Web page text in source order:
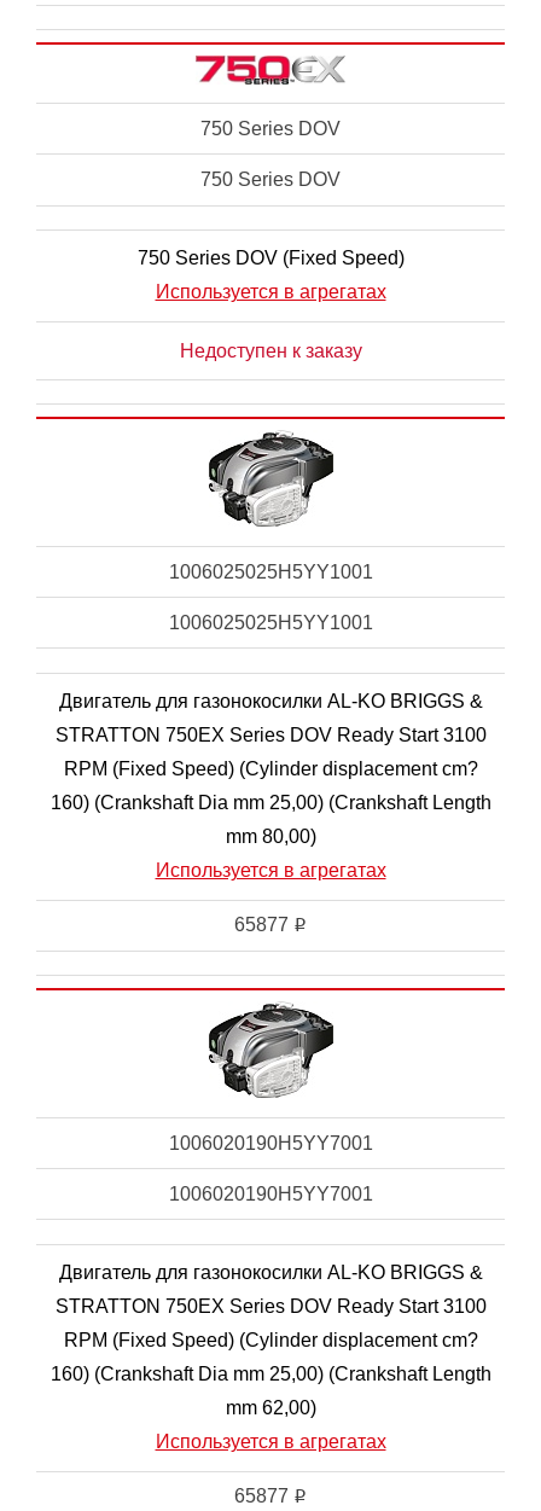
750 Series DOV
750 Series DOV
750 Series DOV (Fixed Speed)
Используется в агрегатах
Недоступен к заказу
1006025025H5YY1001
1006025025H5YY1001
Двигатель для газонокосилки AL-KO BRIGGS &
STRATTON 750EX Series DOV Ready Start 3100
RPM (Fixed Speed) (Cylinder displacement cm?
160) (Crankshaft Dia mm 25,00) (Crankshaft Length
mm 80,00)
Используется в агрегатах
65877 i
1006020190H5YY7001
1006020190H5YY7001
Двигатель для газонокосилки AL-KO BRIGGS &
STRATTON 750EX Series DOV Ready Start 3100
RPM (Fixed Speed) (Cylinder displacement cm?
160) (Crankshaft Dia mm 25,00) (Crankshaft Length
mm 62,00)
Используется в агрегатах
65877 i